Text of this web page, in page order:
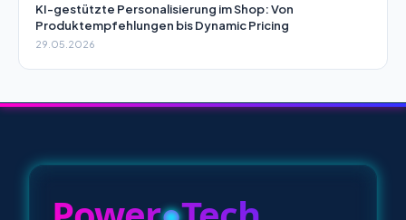
KI-gestützte Personalisierung im Shop: Von
Produktempfehlungen bis Dynamic Pricing
29.05.2026